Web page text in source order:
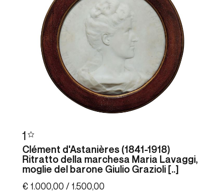
1
Clément d'Astanières (1841-1918)
Ritratto della marchesa Maria Lavaggi,
moglie del barone Giulio Grazioli [..]
€ 1.000,00 / 1.500,00